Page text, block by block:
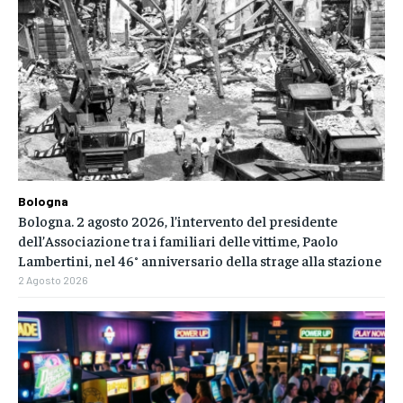
Bologna
Bologna. 2 agosto 2026, l’intervento del presidente
dell’Associazione tra i familiari delle vittime, Paolo
Lambertini, nel 46° anniversario della strage alla stazione
2 Agosto 2026